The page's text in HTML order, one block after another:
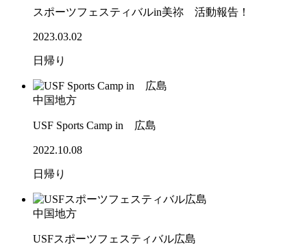
スポーツフェスティバルin美祢 活動報告！
2023.03.02
日帰り
中国地方
USF Sports Camp in 広島
2022.10.08
日帰り
中国地方
USFスポーツフェスティバル広島